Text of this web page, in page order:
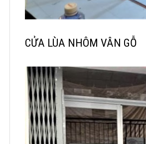
CỬA LÙA NHÔM VÂN GỖ